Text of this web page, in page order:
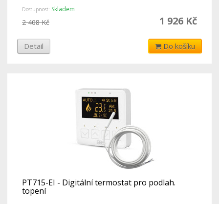
Dostupnost: Skladem
1 926 Kč
2 408 Kč
Detail Do košíku
PT715-EI - Digitální termostat pro podlah.
topení